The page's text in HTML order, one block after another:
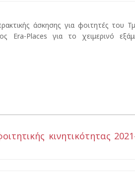
άσκησης για φοιτητές του
Era-Places για το χειμερινό
κινητικότητας